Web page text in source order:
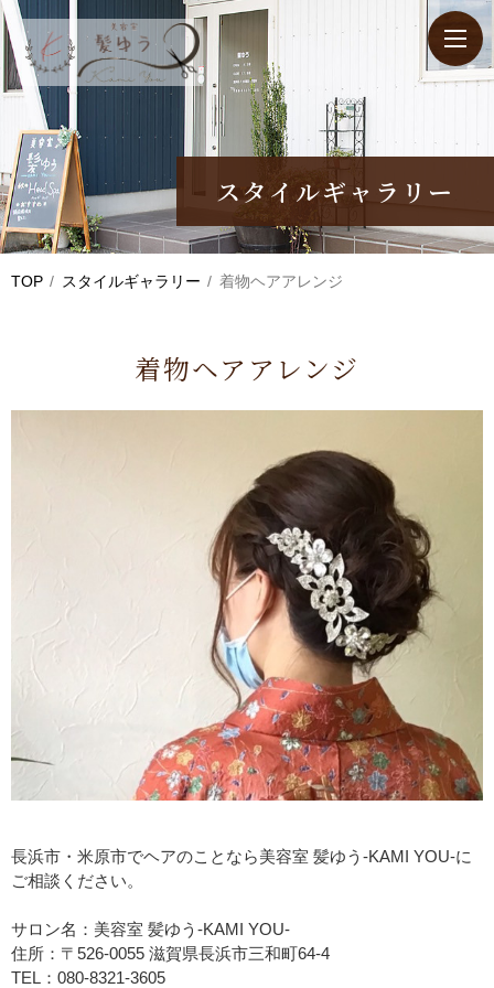
スタイルギャラリー
TOP スタイルギャラリー 着物ヘアアレンジ
着物ヘアアレンジ
長浜市・米原市でヘアのことなら美容室 髪ゆう-KAMI YOU-に
ご相談ください。
サロン名：美容室 髪ゆう-KAMI YOU-
住所：〒526-0055 滋賀県長浜市三和町64-4
TEL：080-8321-3605